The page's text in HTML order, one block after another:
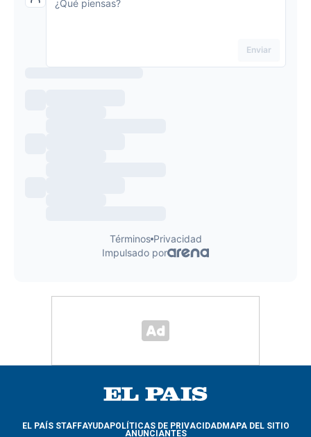
EL PAÍS STAFFAYUDAPOLÍTICAS DE PRIVACIDADMAPA DEL SITIO
ANUNCIANTES